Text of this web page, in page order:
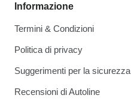
Informazione
Termini & Condizioni
Politica di privacy
Suggerimenti per la sicurezza
Recensioni di Autoline